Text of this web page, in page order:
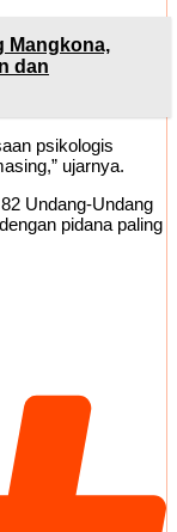
Mangkona,
dan
psikologis
ujarnya.
Undang-Undang
pidana paling